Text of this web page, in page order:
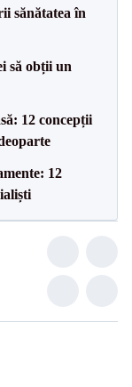
sănătatea în
să obții un
12 concepții
12